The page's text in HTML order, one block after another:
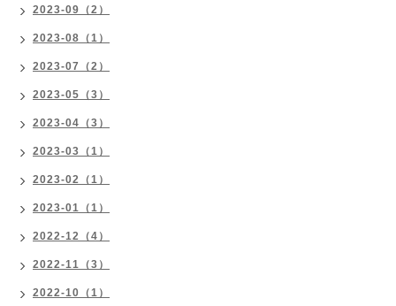
2023-09（2）
2023-08（1）
2023-07（2）
2023-05（3）
2023-04（3）
2023-03（1）
2023-02（1）
2023-01（1）
2022-12（4）
2022-11（3）
2022-10（1）